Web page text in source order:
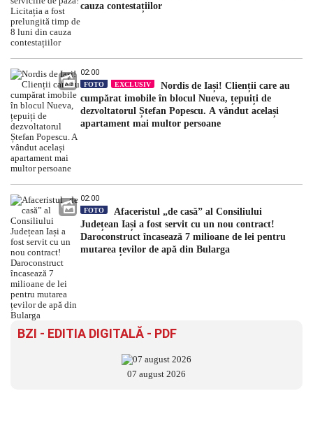
cauza contestațiilor
02:00
FOTO EXCLUSIV
Nordis de Iași! Clienții care au
cumpărat imobile în blocul Nueva, țepuiți de
dezvoltatorul Ștefan Popescu. A vândut același
apartament mai multor persoane
02:00
FOTO
Afaceristul „de casă” al Consiliului
Județean Iași a fost servit cu un nou contract!
Daroconstruct încasează 7 milioane de lei pentru
mutarea țevilor de apă din Bularga
BZI - EDITIA DIGITALĂ - PDF
07 august 2026